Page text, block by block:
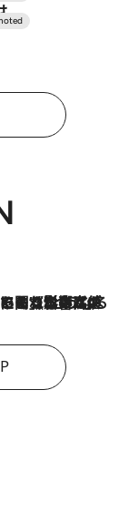
いつまで続く？《エネルギー専門家に聞く“どうなる日本の暮らし”》